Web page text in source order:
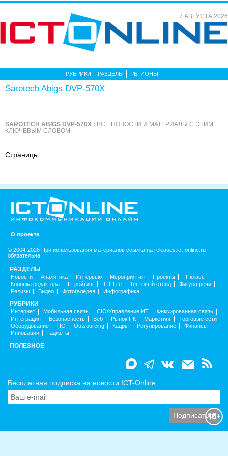
7 АВГУСТА 2026
РУБРИКИ РАЗДЕЛЫ РЕГИОНЫ
Sarotech Abigs DVP-570X
SAROTECH ABIGS DVP-570X : ВСЕ НОВОСТИ И МАТЕРИАЛЫ С ЭТИМ
КЛЮЧЕВЫМ СЛОВОМ
Страницы:
О проекте
© 2004-2026 При использовании материалов ссылка на releases.ict-online.ru
обязательна
РАЗДЕЛЫ
Новости Аналитика Интервью Мероприятия Проекты
IT класс
Колонка редактора
IT рейтинг ICT Life Тестовый стенд
Фигура речи
Релизы
Видео Фотогалерея Инфографика
РУБРИКИ
Интернет Мобильная связь CIO/Управление ИТ
Фиксированная связь
Интеграция
Безопасность Веб Рынок ПК Маркетинг
Торговые сети
Оборудование
ПО Outsourcing Кадры Регулирование
Финансы
Инновации
Гаджеты
ПОЛЕЗНОЕ
Бесплатная подписка на новости ICT-Online